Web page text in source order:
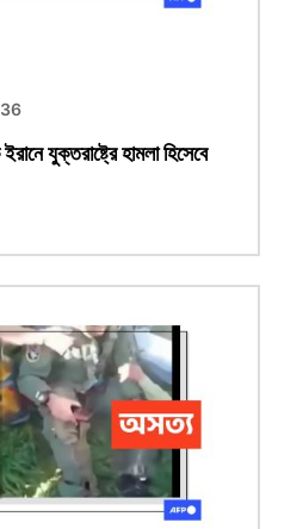
যুক্তরাষ্ট্রে হামলা হিসেবে